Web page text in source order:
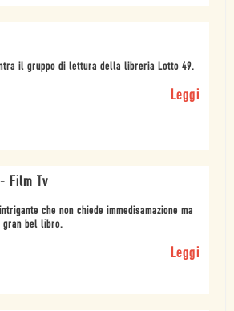
il gruppo di lettura della libreria Lotto 49.
Leggi
- Film Tv
che non chiede immedisamazione ma
gran bel libro.
Leggi